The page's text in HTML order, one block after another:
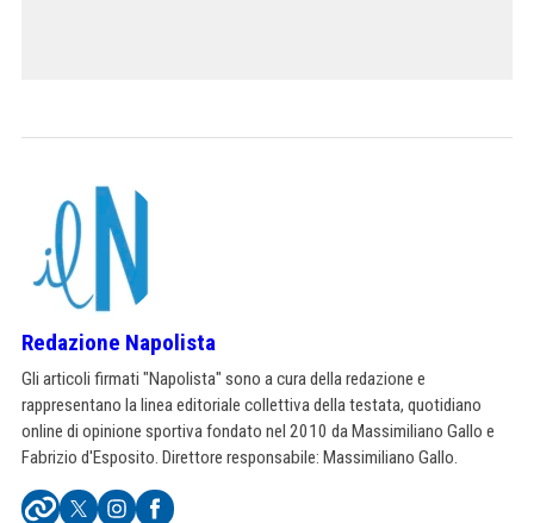
Redazione Napolista
Gli articoli firmati "Napolista" sono a cura della redazione e
rappresentano la linea editoriale collettiva della testata, quotidiano
online di opinione sportiva fondato nel 2010 da Massimiliano Gallo e
Fabrizio d'Esposito. Direttore responsabile: Massimiliano Gallo.